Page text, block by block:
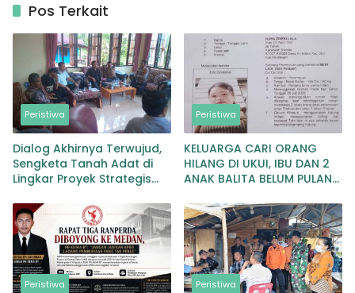
Pos Terkait
Peristiwa
Dialog Akhirnya Terwujud,
Sengketa Tanah Adat di
Lingkar Proyek Strategis
Baru
Peristiwa
KELUARGA CARI ORANG
HILANG DI UKUI, IBU DAN 2
ANAK BALITA BELUM PULANG
Peristiwa Peristiwa